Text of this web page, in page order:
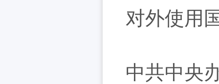
对外使用
中共中央